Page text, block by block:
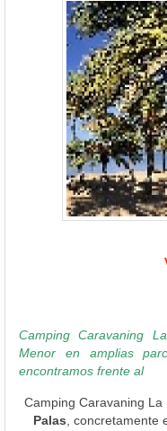
Camping Caravaning
Menor en amplias
encontramos frente al
Camping Caravaning La
Palas ,